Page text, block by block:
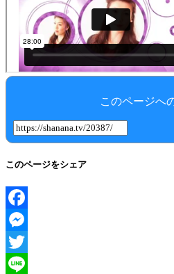
このページへ
このページをシェア
Facebook
Messenger
Twitter